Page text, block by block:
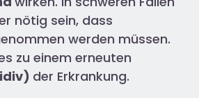
nötig sein, dass
werden müssen.
zu einem erneuten
der Erkrankung.